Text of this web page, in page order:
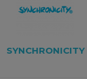
SYNCHRONICITY